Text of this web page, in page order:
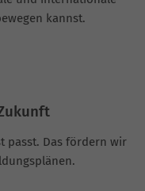
kannst.
passt. Das fördern wir